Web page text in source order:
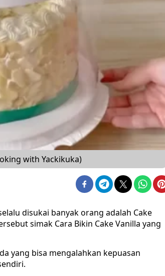
with Yackikuka)
disukai banyak orang adalah Cake
simak Cara Bikin Cake Vanilla yang
yang bisa mengalahkan kepuasan